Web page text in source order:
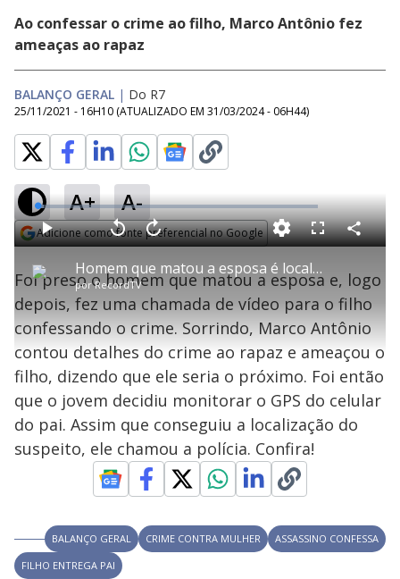
Ao confessar o crime ao filho, Marco Antônio fez
ameaças ao rapaz
BALANÇO GERAL | Do R7
25/11/2021 - 16H10 (ATUALIZADO EM 31/03/2024 - 06H44)
A+ A-
Adicione como fonte preferencial no Google
P
l
a
y
V
i
Homem que matou a esposa é localizado pelo próprio filho e entregue à polícia
porRecordTV
P V
t
a
r
0
e
g
n
d
A
n
ç
a
r
1
s
e
u
n
o
u
L
o
a
d
e
:
2
.
1
0
%
F
l
s
c
e
n
C
o
a
r
i
l
h
a
Foi preso o homem que matou a esposa e, logo
depois, fez uma chamada de vídeo para o filho
confessando o crime. Sorrindo, Marco Antônio
contou detalhes do crime ao rapaz e ameaçou o
filho, dizendo que ele seria o próximo. Foi então
que o jovem decidiu monitorar o GPS do celular
do pai. Assim que conseguiu a localização do
suspeito, ele chamou a polícia. Confira!
BALANÇO GERAL CRIME CONTRA MULHER
ASSASSINO CONFESSA
FILHO ENTREGA PAI